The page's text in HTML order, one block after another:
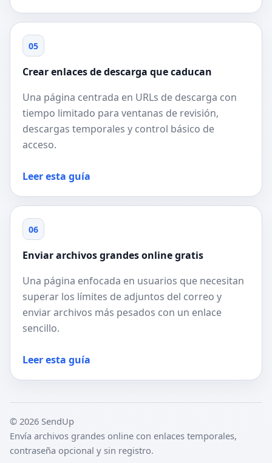
05
Crear enlaces de descarga que caducan
Una página centrada en URLs de descarga con
tiempo limitado para ventanas de revisión,
descargas temporales y control básico de
acceso.
Leer esta guía
06
Enviar archivos grandes online gratis
Una página enfocada en usuarios que necesitan
superar los límites de adjuntos del correo y
enviar archivos más pesados con un enlace
sencillo.
Leer esta guía
© 2026 SendUp
Envía archivos grandes online con enlaces temporales,
contraseña opcional y sin registro.